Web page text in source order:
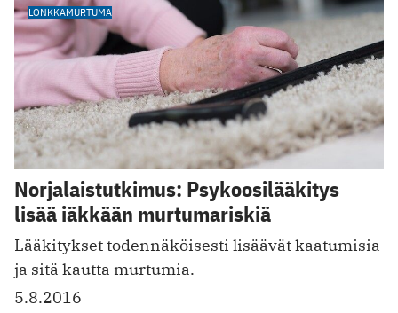
LONKKAMURTUMA
Norjalaistutkimus: Psykoosilääkitys
lisää iäkkään murtumariskiä
Lääkitykset todennäköisesti lisäävät kaatumisia
ja sitä kautta murtumia.
5.8.2016